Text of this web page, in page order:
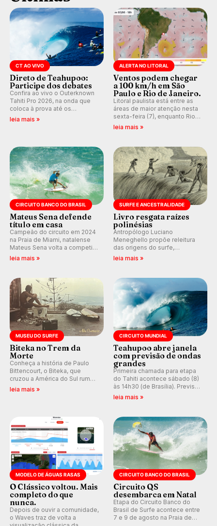
CT AO VIVO
Direto de Teahupoo:
Participe dos debates
Confira ao vivo o Outerknown
Tahiti Pro 2026, na onda que
coloca à prova até os
melhores surfistas do mundo.
Participe dos comentários e
etapas da WSL.
leia mais »
ALERTA NO LITORAL
Ventos podem chegar
a 100 km/h em São
Paulo e Rio de Janeiro.
Litoral paulista está entre as
áreas de maior atenção nesta
sexta-feira (7), enquanto Rio
de Janeiro também recebe
alerta para ventos fortes.
km/h em Itanhaém.
leia mais »
CIRCUITO BANCO DO BRASIL
Mateus Sena defende
título em casa
Campeão do circuito em 2024
na Praia de Miami, natalense
Mateus Sena volta a competir
em casa em busca de manter a
hegemonia potiguar em etapa
leia mais »
SURFE E ANCESTRALIDADE
Livro resgata raízes
polinésias
Antropólogo Luciano
Meneghello propõe releitura
das origens do surfe,
resgatando a cultura polinésia
e questionando a visão
prática em esporte e indústria.
leia mais »
MUSEU DO SURFE
Biteka no Trem da
Morte
Conheça a história de Paulo
Bittencourt, o Biteka, que
cruzou a América do Sul rumo
ao Pacífico em uma jornada
que se tornou um marco de
leia mais »
CIRCUITO MUNDIAL
Teahupoo abre janela
com previsão de ondas
grandes
Primeira chamada para etapa
do Tahiti acontece sábado (8)
às 14h30 (de Brasília). Previsão
indica swell consistente.
Medina embarca para evento e
Kelly Slater convidado.
leia mais »
MODELO DE ÁGUAS RASAS
O Clássico voltou. Mais
completo do que
nunca.
Depois de ouvir a comunidade,
o Waves traz de volta a
CIRCUITO BANCO DO BRASIL
Circuito QS
desembarca em Natal
Etapa do Circuito Banco do
Brasil de Surfe acontece entre
7 e 9 de agosto na Praia de